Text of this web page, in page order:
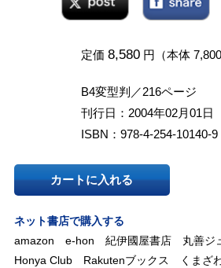
定価 8,580円（本体 7,800
B4変型判／216ページ
刊行日：2004年02月01日
ISBN：978-4-254-10140-
カートに入れる
ネット書店で購入する
amazon
e-hon 紀伊國屋書店
丸善ジ
Honya Club
Rakutenブックス くまざ